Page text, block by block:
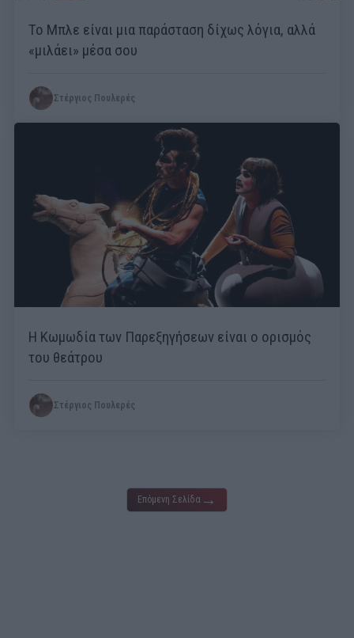
Το Μπλε είναι μια παράσταση δίχως λόγια, αλλά
«μιλάει» μέσα σου
Στέργιος Πουλερές
Η Κωμωδία των Παρεξηγήσεων είναι ο ορισμός
του θεάτρου
Στέργιος Πουλερές
Επόμενη Σελίδα →